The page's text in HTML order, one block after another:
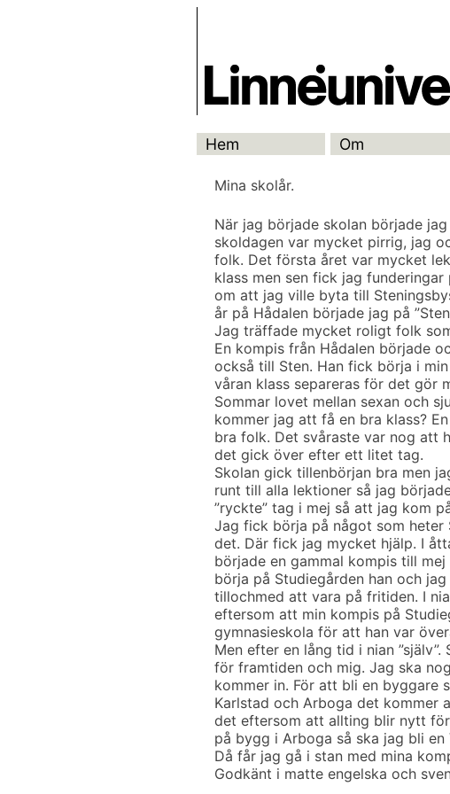
Hem Om
Mina skolår.
När jag började skolan började
skoldagen var mycket pirrig, jag
folk. Det första året var mycket
klass men sen fick jag
om att jag ville byta till
år på Hådalen började jag på
Jag träffade mycket roligt folk
En kompis från Hådalen började
också till Sten. Han fick börja i
våran klass separeras för det gör
Sommar lovet mellan sexan och
kommer jag att få en bra klass?
bra folk. Det svåraste var nog att
det gick över efter ett litet tag.
Skolan gick tillenbörjan bra men
runt till alla lektioner så jag
”ryckte” tag i mej så att jag kom
Jag fick börja på något som
det. Där fick jag mycket hjälp. I
började en gammal kompis till
börja på Studiegården han och
tillochmed att vara på fritiden. I
eftersom att min kompis på
gymnasieskola för att han var
Men efter en lång tid i nian
för framtiden och mig. Jag ska
kommer in. För att bli en byggare
Karlstad och Arboga det
det eftersom att allting blir nytt
på bygg i Arboga så ska jag bli en
Då får jag gå i stan med mina
Godkänt i matte engelska och